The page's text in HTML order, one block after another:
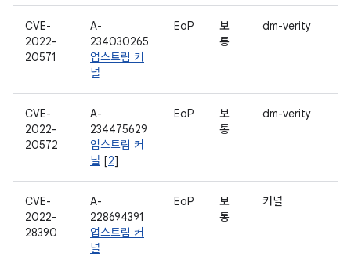
CVE-
2022-
20571
A-
234030265
업스트림 커
널
EoP
보
통
dm-verity
CVE-
2022-
20572
A-
234475629
업스트림 커
널 [2]
EoP
보
통
dm-verity
CVE-
2022-
28390
A-
228694391
업스트림 커
널
EoP
보
통
커널